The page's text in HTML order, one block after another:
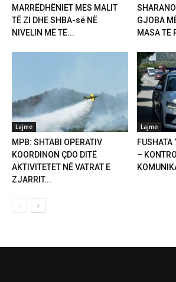
MARRËDHËNIET MES MALIT
TË ZI DHE SHBA-së NË
NIVELIN MË TË...
GJOBA
MASA TË
Lajme
MPB: SHTABI OPERATIV
KOORDINON ÇDO DITË
AKTIVITETET NË VATRAT E
ZJARRIT...
Lajme
FUSHATA
–